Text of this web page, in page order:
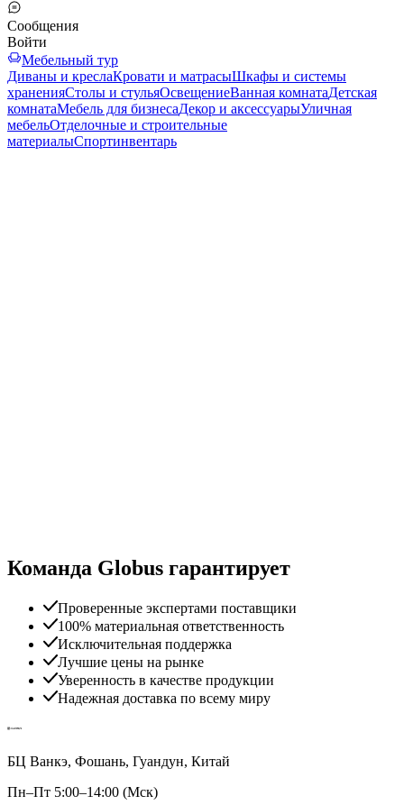
Сообщения
Войти
Мебельный тур
Диваны и креслаКровати и матрасыШкафы и системы
храненияСтолы и стульяОсвещениеВанная комнатаДетская
комнатаМебель для бизнесаДекор и аксессуарыУличная
мебельОтделочные и строительные
материалыСпортинвентарь
Команда Globus гарантирует
Проверенные экспертами поставщики
100% материальная ответственность
Исключительная поддержка
Лучшие цены на рынке
Уверенность в качестве продукции
Надежная доставка по всему миру
БЦ Ванкэ, Фошань, Гуандун, Китай
Пн–Пт 5:00–14:00 (Мск)